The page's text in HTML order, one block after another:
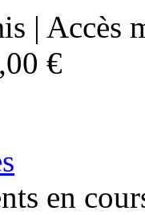
| Accès
€
en